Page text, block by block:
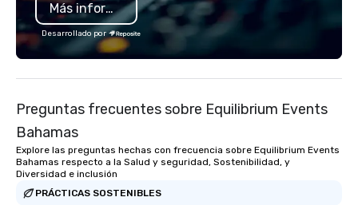
Más información
Desarrollado por
Preguntas frecuentes sobre Equilibrium Events
Bahamas
Explore las preguntas hechas con frecuencia sobre Equilibrium Events
Bahamas respecto a la Salud y seguridad, Sostenibilidad, y
Diversidad e inclusión
PRÁCTICAS SOSTENIBLES